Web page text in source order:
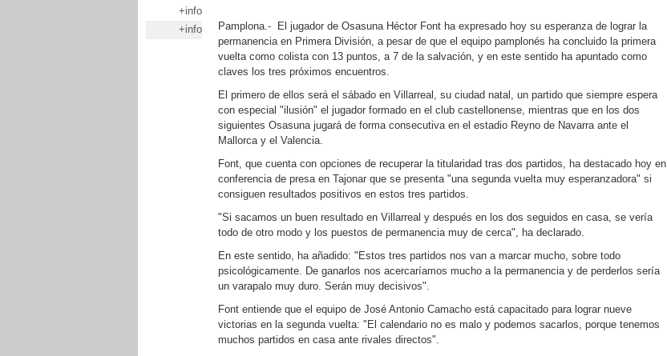
+info
+info
Pamplona.- El jugador de Osasuna Héctor Font ha expresado hoy su esperanza de lograr la
permanencia en Primera División, a pesar de que el equipo pamplonés ha concluido la primera
vuelta como colista con 13 puntos, a 7 de la salvación, y en este sentido ha apuntado como
claves los tres próximos encuentros.
El primero de ellos será el sábado en Villarreal, su ciudad natal, un partido que siempre espera
con especial "ilusión" el jugador formado en el club castellonense, mientras que en los dos
siguientes Osasuna jugará de forma consecutiva en el estadio Reyno de Navarra ante el
Mallorca y el Valencia.
Font, que cuenta con opciones de recuperar la titularidad tras dos partidos, ha destacado hoy en
conferencia de presa en Tajonar que se presenta "una segunda vuelta muy esperanzadora" si
consiguen resultados positivos en estos tres partidos.
"Si sacamos un buen resultado en Villarreal y después en los dos seguidos en casa, se vería
todo de otro modo y los puestos de permanencia muy de cerca", ha declarado.
En este sentido, ha añadido: "Estos tres partidos nos van a marcar mucho, sobre todo
psicológicamente. De ganarlos nos acercaríamos mucho a la permanencia y de perderlos sería
un varapalo muy duro. Serán muy decisivos".
Font entiende que el equipo de José Antonio Camacho está capacitado para lograr nueve
victorias en la segunda vuelta: "El calendario no es malo y podemos sacarlos, porque tenemos
muchos partidos en casa ante rivales directos".